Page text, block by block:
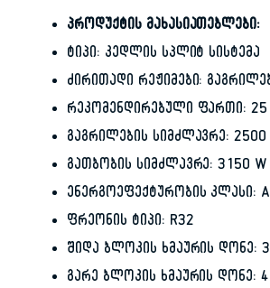
პროდუქტის მახასიათებლები:
ტიპი: კედლის სპლიტ სისტემა
ძირითადი რეჟიმები:
რეკომენდირებული ფართი:
გაგრილების სიმძლავრე: 2500
გათბობის სიმძლავრე: 3150 W
ენერგოეფექტურობის კლასი:
ფრეონის ტიპი: R32
შიდა ბლოკის ხმაურის დონე:
გარე ბლოკის ხმაურის დონე: